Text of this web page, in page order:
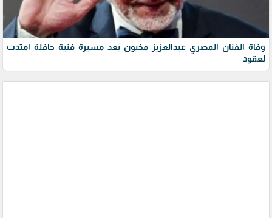
وفاة الفنان المصري عبدالعزيز مخيون بعد مسيرة فنية حافلة امتدت
لعقود